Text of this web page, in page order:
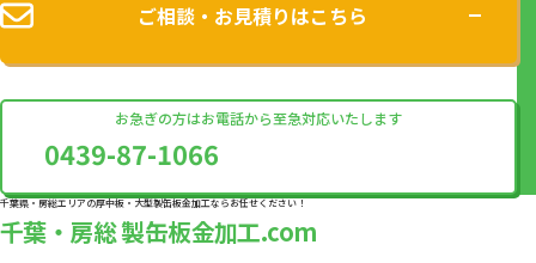
ご相談・お見積りはこちら
お急ぎの方はお電話から至急対応いたします
0439-87-1066
千葉県・房総エリアの厚中板・大型製缶板金加工ならお任せください！
千葉・房総 製缶板金加工.com